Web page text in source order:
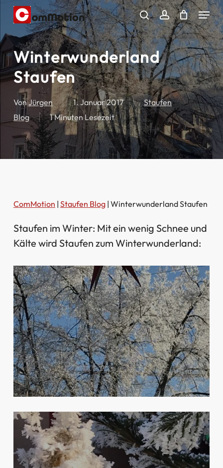
Skip
main
content
searchaccount
Menu
Winterwunderland
Staufen
VonJürgen 1. Januar 2017
Staufen
Blog
1 Minuten Lesezeit
ComMotion | Staufen Blog| Winterwunderland Staufen
Staufen im Winter: Mit ein wenig Schnee und
Kälte wird Staufen zum Winterwunderland: